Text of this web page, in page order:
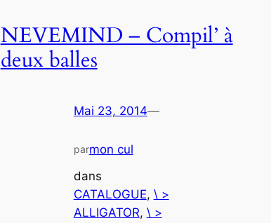
NEVEMIND – Compil’ à
deux balles
Mai 23, 2014—
parmon cul
dans
CATALOGUE, \ >
ALLIGATOR, \ >